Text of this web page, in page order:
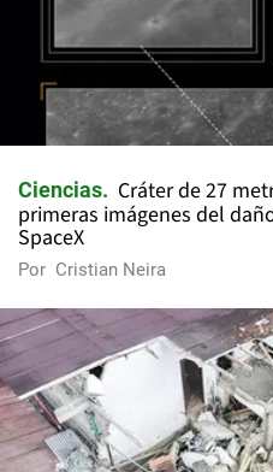
Ciencias
Cráter de 27
primeras imágenes del
SpaceX
Por Cristian Neira